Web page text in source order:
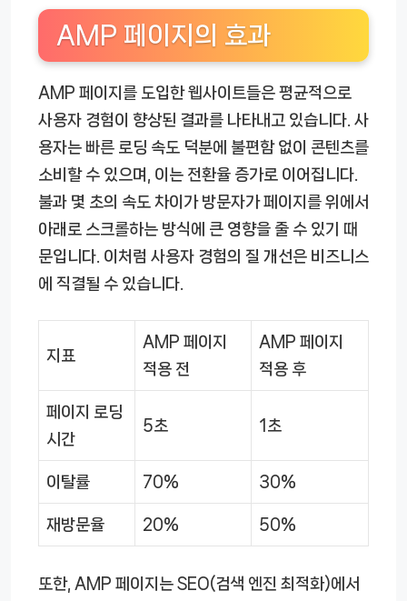
AMP 페이지의 효과
AMP 페이지를 도입한 웹사이트들은 평균적으로
사용자 경험이 향상된 결과를 나타내고 있습니다. 사
용자는 빠른 로딩 속도 덕분에 불편함 없이 콘텐츠를
소비할 수 있으며, 이는 전환율 증가로 이어집니다.
불과 몇 초의 속도 차이가 방문자가 페이지를 위에서
아래로 스크롤하는 방식에 큰 영향을 줄 수 있기 때
문입니다. 이처럼 사용자 경험의 질 개선은 비즈니스
에 직결될 수 있습니다.
지표
AMP 페이지
적용 전
AMP 페이지
적용 후
페이지 로딩
시간
5초 1초
이탈률 70% 30%
재방문율 20% 50%
또한, AMP 페이지는 SEO(검색 엔진 최적화)에서